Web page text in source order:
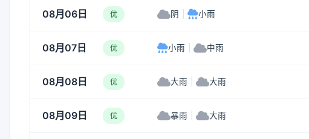
08月06日 优 阴 小雨
08月07日 优 小雨 中雨
08月08日 优 大雨 大雨
08月09日 优 暴雨 大雨